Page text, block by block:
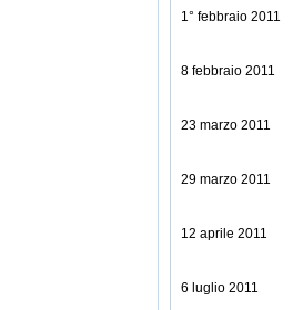
1° febbraio 2011
8 febbraio 2011
23 marzo 2011
29 marzo 2011
12 aprile 2011
6 luglio 2011